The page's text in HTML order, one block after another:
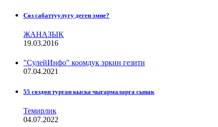
Сѳз сабаттуулугу деген эмне?
ЖАНАЗЫК
19.03.2016
"СулейИнфо" коомдук эркин гезити
07.04.2021
55 сөздөн турган кыска чыгармаларга сынак
Темирлик
04.07.2022